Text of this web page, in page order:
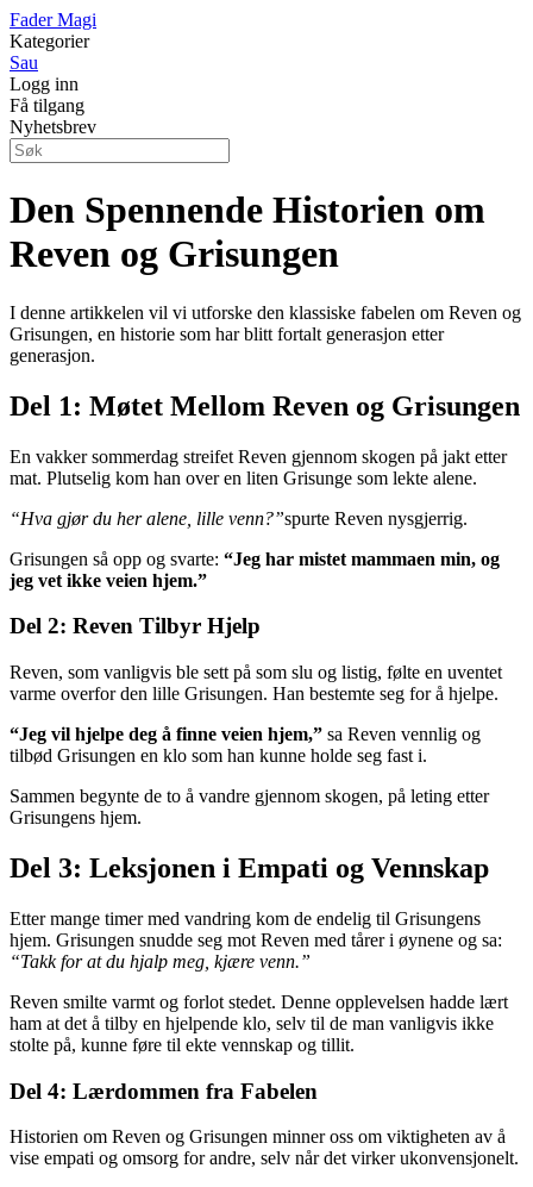
Fader Magi
Kategorier
Sau
Logg inn
Få tilgang
Nyhetsbrev
Den Spennende Historien om
Reven og Grisungen
I denne artikkelen vil vi utforske den klassiske fabelen om Reven og
Grisungen, en historie som har blitt fortalt generasjon etter
generasjon.
Del 1: Møtet Mellom Reven og Grisungen
En vakker sommerdag streifet Reven gjennom skogen på jakt etter
mat. Plutselig kom han over en liten Grisunge som lekte alene.
“Hva gjør du her alene, lille venn?”spurte Reven nysgjerrig.
Grisungen så opp og svarte: “Jeg har mistet mammaen min, og
jeg vet ikke veien hjem.”
Del 2: Reven Tilbyr Hjelp
Reven, som vanligvis ble sett på som slu og listig, følte en uventet
varme overfor den lille Grisungen. Han bestemte seg for å hjelpe.
“Jeg vil hjelpe deg å finne veien hjem,” sa Reven vennlig og
tilbød Grisungen en klo som han kunne holde seg fast i.
Sammen begynte de to å vandre gjennom skogen, på leting etter
Grisungens hjem.
Del 3: Leksjonen i Empati og Vennskap
Etter mange timer med vandring kom de endelig til Grisungens
hjem. Grisungen snudde seg mot Reven med tårer i øynene og sa:
“Takk for at du hjalp meg, kjære venn.”
Reven smilte varmt og forlot stedet. Denne opplevelsen hadde lært
ham at det å tilby en hjelpende klo, selv til de man vanligvis ikke
stolte på, kunne føre til ekte vennskap og tillit.
Del 4: Lærdommen fra Fabelen
Historien om Reven og Grisungen minner oss om viktigheten av å
vise empati og omsorg for andre, selv når det virker ukonvensjonelt.